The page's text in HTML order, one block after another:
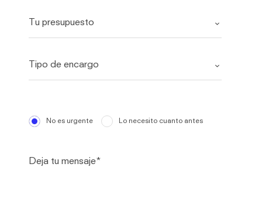
No es urgente Lo necesito cuanto antes